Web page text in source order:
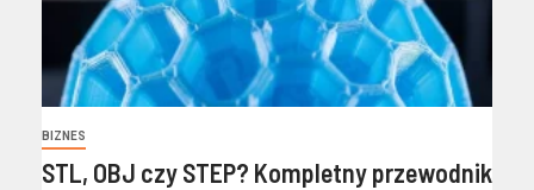
BIZNES
STL, OBJ czy STEP? Kompletny przewodnik